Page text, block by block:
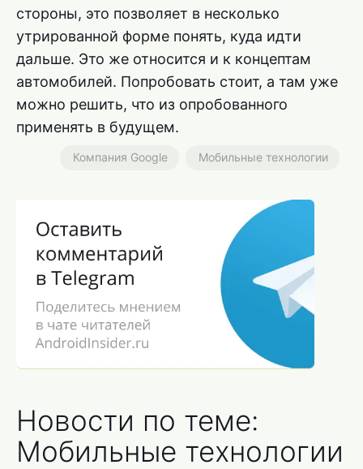
стороны, это позволяет в несколько
утрированной форме понять, куда идти
дальше. Это же относится и к концептам
автомобилей. Попробовать стоит, а там уже
можно решить, что из опробованного
применять в будущем.
Компания Google Мобильные технологии
Новости по теме:
Мобильные технологии